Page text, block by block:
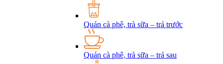
Quán cà phê, trà sữa – trả trước
Quán cà phê, trà sữa – trả sau